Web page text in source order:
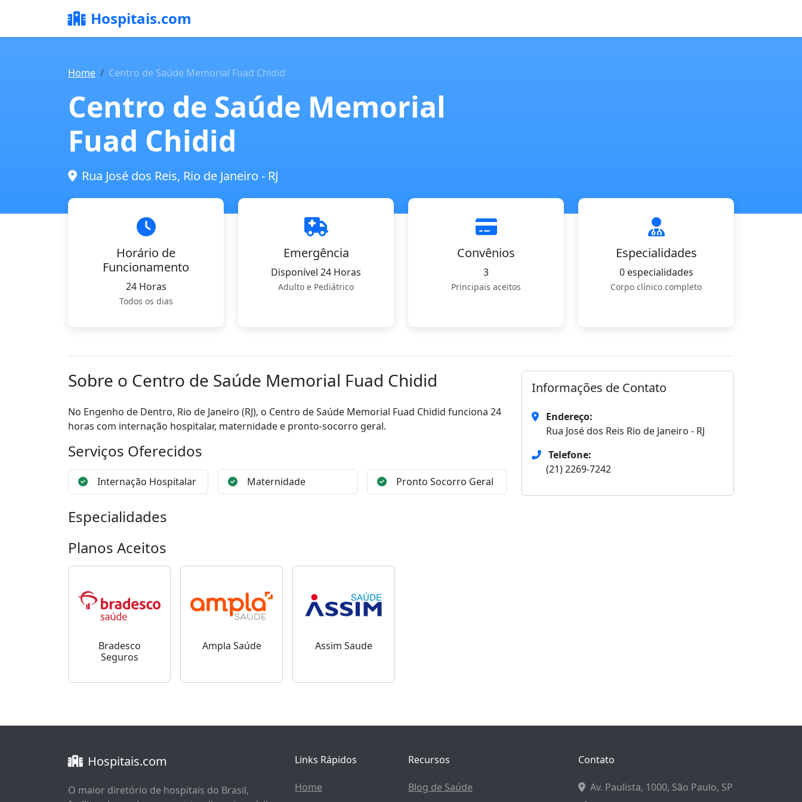
Hospitais.com
Home Centro de Saúde Memorial Fuad Chidid
Centro de Saúde Memorial
Fuad Chidid
Rua José dos Reis, Rio de Janeiro - RJ
Horário de
Funcionamento
24 Horas
Todos os dias
Emergência
Disponível 24 Horas
Adulto e Pediátrico
Convênios
3
Principais aceitos
Especialidades
0 especialidades
Corpo clínico completo
Sobre o Centro de Saúde Memorial Fuad Chidid
No Engenho de Dentro, Rio de Janeiro (RJ), o Centro de Saúde Memorial Fuad Chidid funciona 24
horas com internação hospitalar, maternidade e pronto-socorro geral.
Serviços Oferecidos
Internação Hospitalar Maternidade Pronto Socorro Geral
Especialidades
Planos Aceitos
Bradesco
Seguros
Ampla Saúde Assim Saude
Informações de Contato
Endereço:
Rua José dos Reis Rio de Janeiro - RJ
Telefone:
(21) 2269-7242
Hospitais.com
O maior diretório de hospitais do Brasil,
Links Rápidos
Home
Recursos
Blog de Saúde
Contato
Av. Paulista, 1000, São Paulo, SP